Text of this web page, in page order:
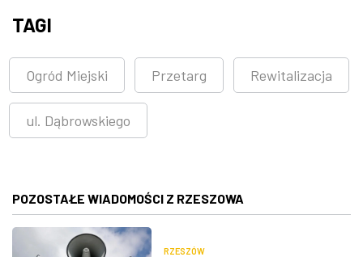
TAGI
Ogród Miejski Przetarg Rewitalizacja
ul. Dąbrowskiego
POZOSTAŁE WIADOMOŚCI Z RZESZOWA
RZESZÓW